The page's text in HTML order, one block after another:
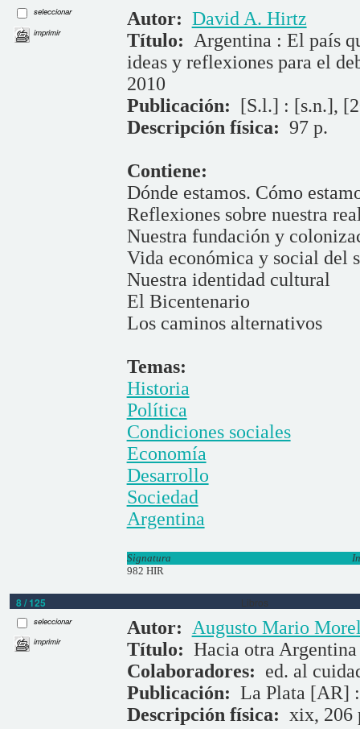
seleccionar
imprimir
Autor: David A. Hirtz
Título: Argentina : El país
ideas y reflexiones para el
2010
Publicación: [S.l.] : [s.n.],
Descripción física: 97 p.
Contiene:
Dónde estamos. Cómo
Reflexiones sobre nuestra
Nuestra fundación y
Vida económica y social del
Nuestra identidad cultural
El Bicentenario
Los caminos alternativos
Temas:
Historia
Política
Condiciones sociales
Economía
Desarrollo
Sociedad
Argentina
Signatura
982 HIR
8 / 125 Libros
seleccionar
imprimir
Autor: Augusto Mario
Título: Hacia otra
Colaboradores: ed. al
Publicación: La Plata [AR]
Descripción física: xix, 206